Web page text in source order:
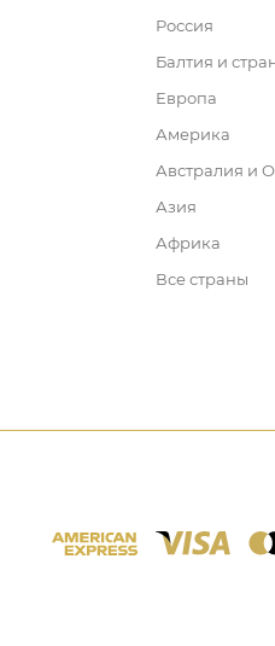
Россия
Балтия и
Европа
Америка
Австралия и
Азия
Африка
Все страны